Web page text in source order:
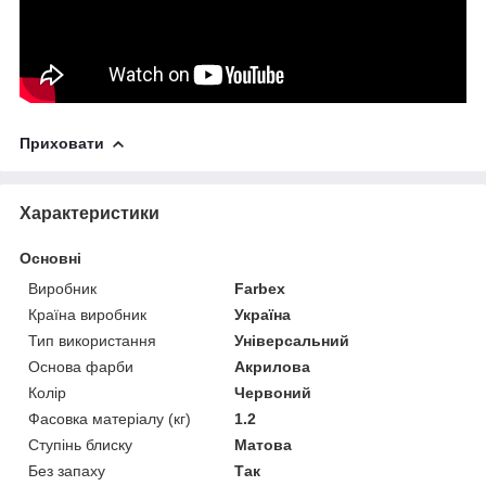
Приховати
Характеристики
Основні
Виробник
Farbex
Країна виробник
Україна
Тип використання
Універсальний
Основа фарби
Акрилова
Колір
Червоний
Фасовка матеріалу (кг)
1.2
Ступінь блиску
Матова
Без запаху
Так